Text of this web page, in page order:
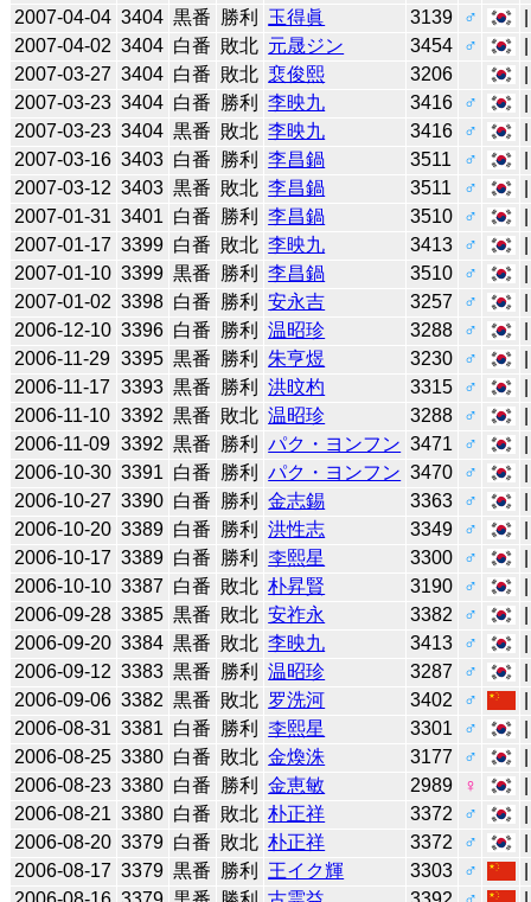
2007-04-04 3404 黒番 勝利 玉得眞 3139 ♂
2007-04-02 3404 白番 敗北 元晟ジン 3454 ♂
2007-03-27 3404 白番 敗北 裵俊熙 3206
2007-03-23 3404 白番 勝利 李映九 3416 ♂
2007-03-23 3404 黒番 敗北 李映九 3416 ♂
2007-03-16 3403 白番 勝利 李昌鍋 3511 ♂
2007-03-12 3403 黒番 敗北 李昌鍋 3511 ♂
2007-01-31 3401 白番 勝利 李昌鍋 3510 ♂
2007-01-17 3399 白番 敗北 李映九 3413 ♂
2007-01-10 3399 黒番 勝利 李昌鍋 3510 ♂
2007-01-02 3398 白番 勝利 安永吉 3257 ♂
2006-12-10 3396 白番 勝利 温昭珍 3288 ♂
2006-11-29 3395 黒番 勝利 朱亨煜 3230 ♂
2006-11-17 3393 黒番 勝利 洪旼杓 3315 ♂
2006-11-10 3392 黒番 敗北 温昭珍 3288 ♂
2006-11-09 3392 黒番 勝利 パク・ヨンフン 3471 ♂
2006-10-30 3391 白番 勝利 パク・ヨンフン 3470 ♂
2006-10-27 3390 白番 勝利 金志錫 3363 ♂
2006-10-20 3389 白番 勝利 洪性志 3349 ♂
2006-10-17 3389 白番 勝利 李熙星 3300 ♂
2006-10-10 3387 白番 敗北 朴昇賢 3190 ♂
2006-09-28 3385 黒番 敗北 安祚永 3382 ♂
2006-09-20 3384 黒番 敗北 李映九 3413 ♂
2006-09-12 3383 黒番 勝利 温昭珍 3287 ♂
2006-09-06 3382 黒番 敗北 罗洗河 3402 ♂
2006-08-31 3381 白番 勝利 李熙星 3301 ♂
2006-08-25 3380 白番 敗北 金煥洙 3177 ♂
2006-08-23 3380 白番 勝利 金恵敏 2989 ♀
2006-08-21 3380 白番 敗北 朴正祥 3372 ♂
2006-08-20 3379 白番 敗北 朴正祥 3372 ♂
2006-08-17 3379 黒番 勝利 王イク輝 3303 ♂